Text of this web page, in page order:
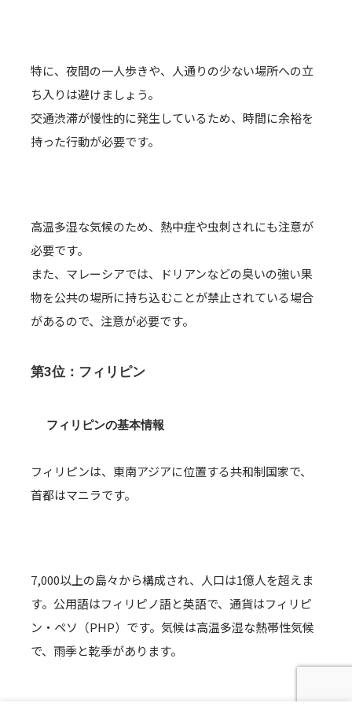
特に、夜間の一人歩きや、人通りの少ない場所への立
ち入りは避けましょう。
交通渋滞が慢性的に発生しているため、時間に余裕を
持った行動が必要です。
高温多湿な気候のため、熱中症や虫刺されにも注意が
必要です。
また、マレーシアでは、ドリアンなどの臭いの強い果
物を公共の場所に持ち込むことが禁止されている場合
があるので、注意が必要です。
第3位：フィリピン
フィリピンの基本情報
フィリピンは、東南アジアに位置する共和制国家で、
首都はマニラです。
7,000以上の島々から構成され、人口は1億人を超えま
す。公用語はフィリピノ語と英語で、通貨はフィリピ
ン・ペソ（PHP）です。気候は高温多湿な熱帯性気候
で、雨季と乾季があります。